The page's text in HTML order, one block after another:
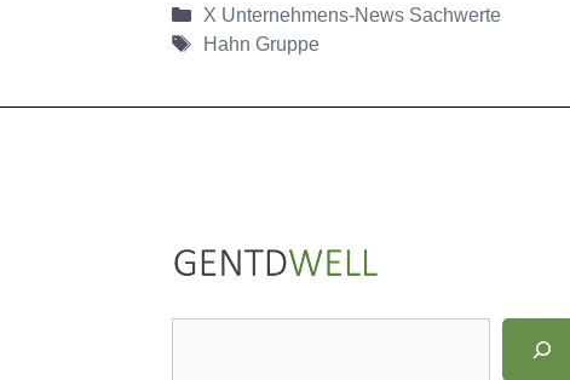
Kategorien
X Unternehmens-News Sachwerte
Schlagwörter
Hahn Gruppe